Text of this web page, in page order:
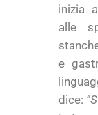
inizia
alle
e
dice: